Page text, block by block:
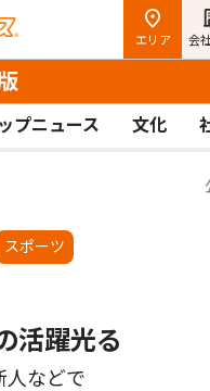
エリア 会
プニュース 文化
スポーツ
活躍光る
人などで